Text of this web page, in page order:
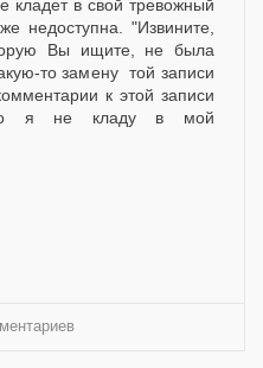
кладет в свой тревожный
недоступна. "Извините,
Вы ищите, не была
то замену той записи
к этой записи
я не кладу в мой